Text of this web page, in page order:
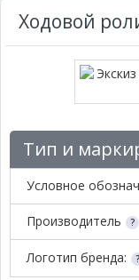
Ходовой
Тип и
Условное
Производитель
Логотип бренда: